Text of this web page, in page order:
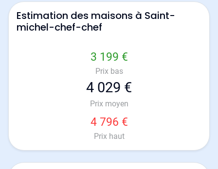
Estimation des maisons à Saint-
michel-chef-chef
3 199 €
Prix bas
4 029 €
Prix moyen
4 796 €
Prix haut